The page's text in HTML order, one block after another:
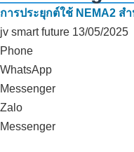
การประยุกต์ใช้ NEMA2
jv smart future 13/05/2025
Phone
WhatsApp
Messenger
Zalo
Messenger